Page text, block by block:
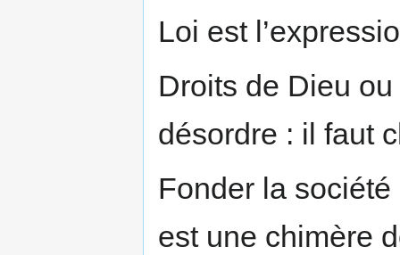
Loi est
Droits de Dieu
désordre : il faut
Fonder la
est une chimère